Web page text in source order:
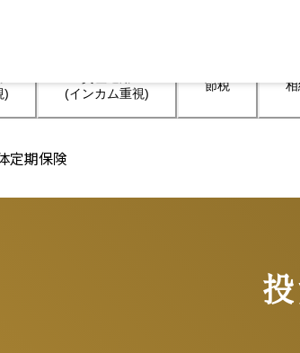
)
(インカム重視)
節税
定期保険